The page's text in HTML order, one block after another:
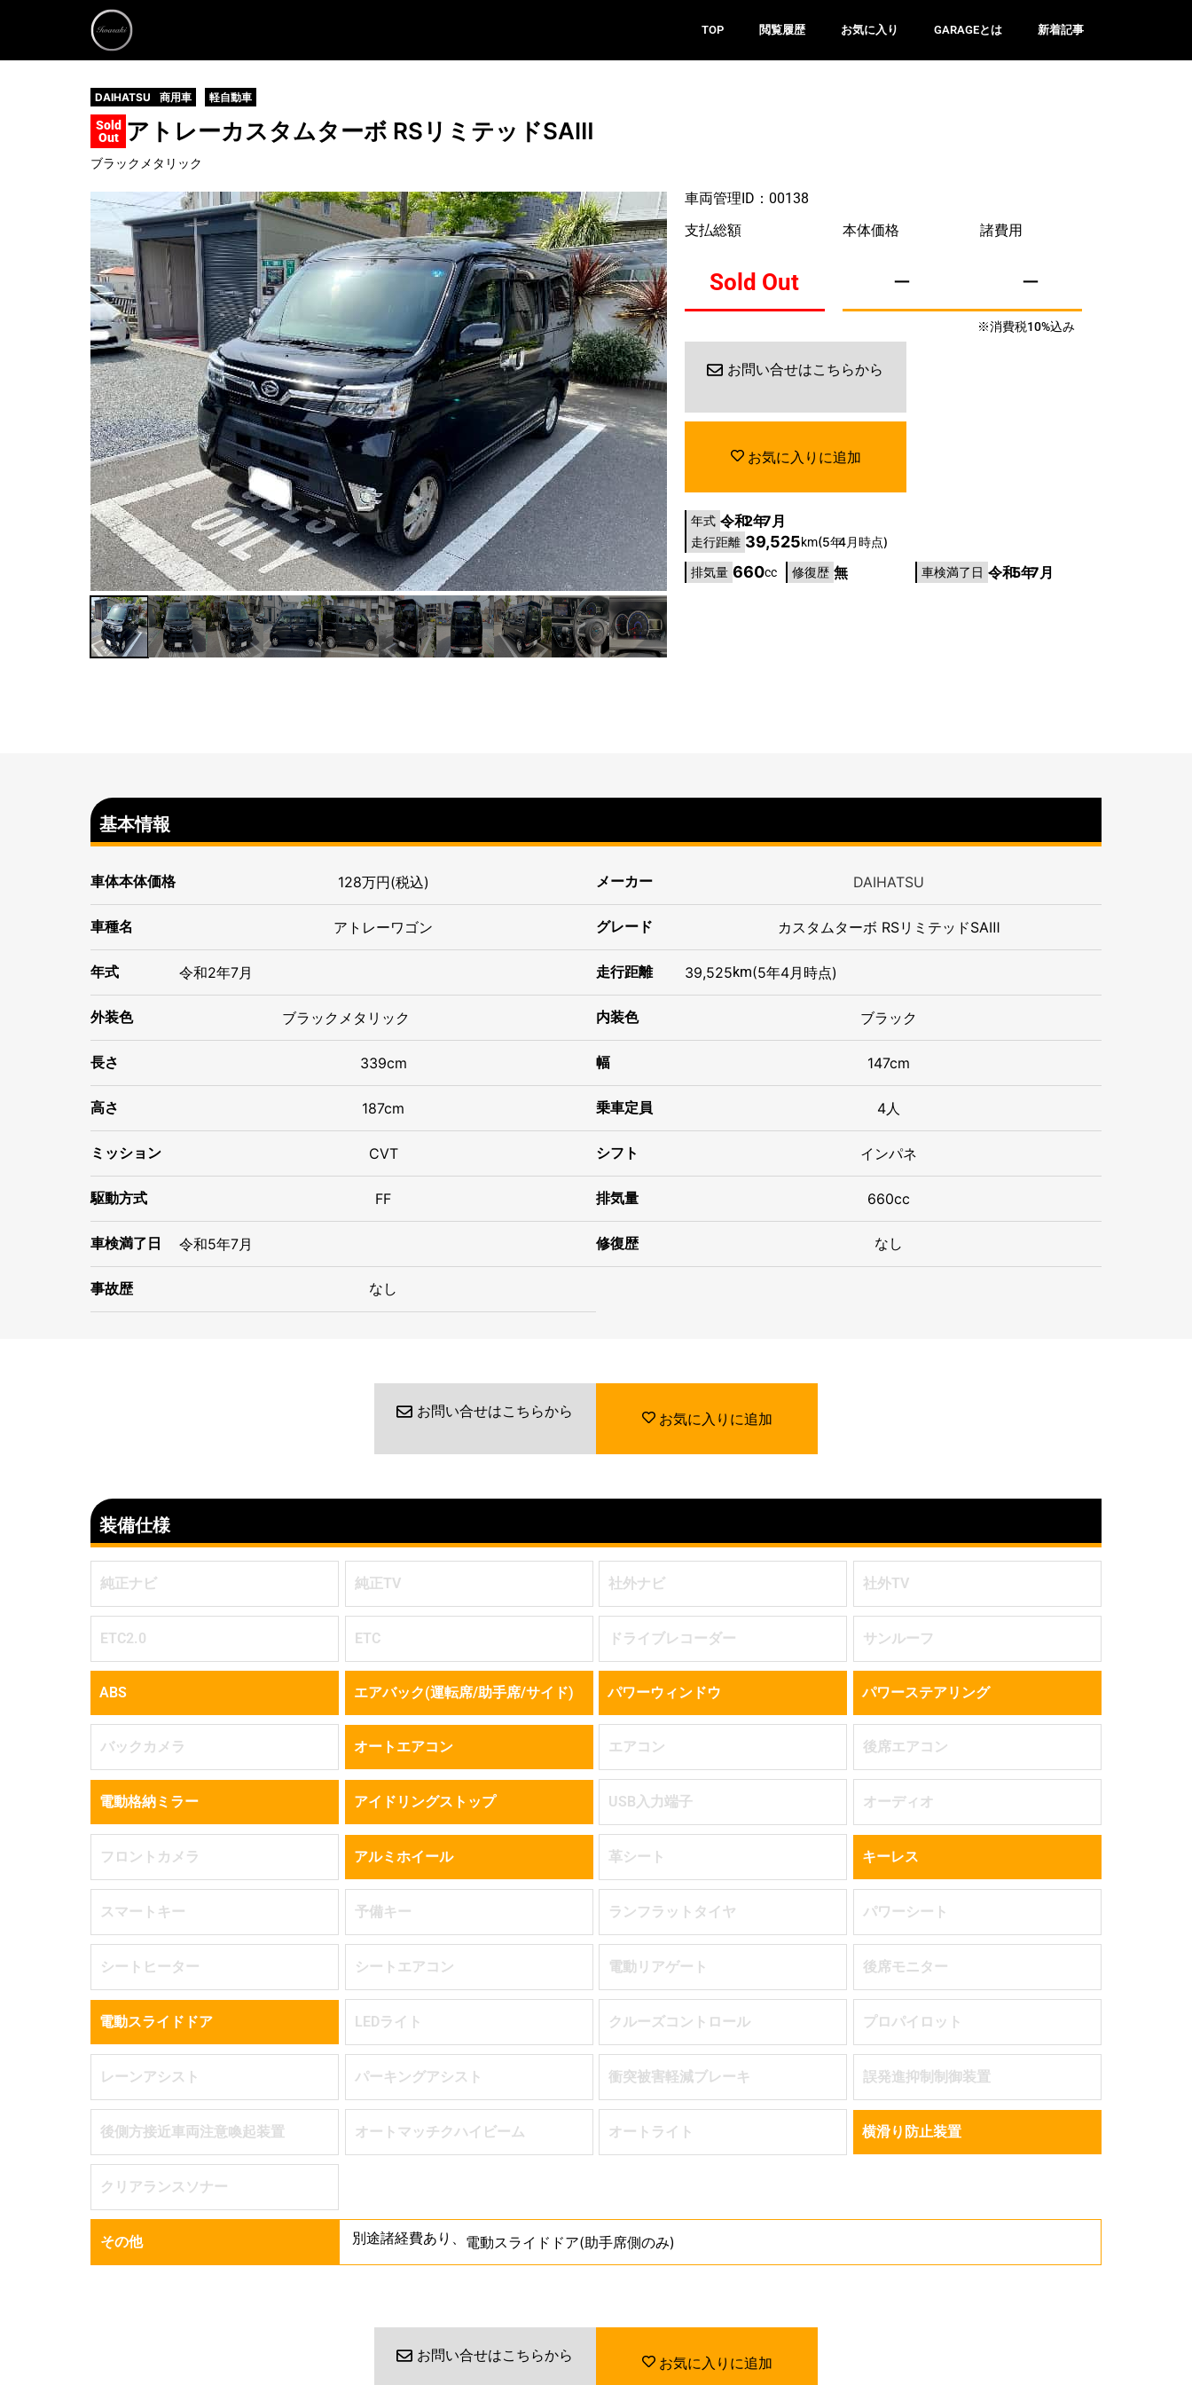
TOP 閲覧履歴 お気に入り GARAGEとは 新着記事
DAIHATSU 商用車 軽自動車
Sold
Out
アトレーカスタムターボ RSリミテッドSAⅢ
ブラックメタリック
車両管理ID：00138
支払総額
Sold Out
本体価格
ー
諸費用
ー
※消費税10%込み
お問い合せはこちらから
お気に入りに追加
年式 令和2年7月
走行距離 39,525km(5年4月時点)
排気量 660cc 修復歴 無 車検満了日 令和5年7月
基本情報
車体本体価格 128万円(税込) メーカー DAIHATSU
車種名 アトレーワゴン グレード カスタムターボ RSリミテッドSAⅢ
年式 令和2年7月 走行距離 39,525km(5年4月時点)
外装色 ブラックメタリック 内装色 ブラック
長さ 339cm 幅 147cm
高さ 187cm 乗車定員 4人
ミッション CVT シフト インパネ
駆動方式 FF 排気量 660cc
車検満了日 令和5年7月 修復歴 なし
事故歴 なし
お問い合せはこちらから お気に入りに追加
装備仕様
純正ナビ 純正TV 社外ナビ 社外TV
ETC2.0 ETC ドライブレコーダー サンルーフ
ABS エアバック(運転席/助手席/サイド) パワーウィンドウ パワーステアリング
バックカメラ オートエアコン エアコン 後席エアコン
電動格納ミラー アイドリングストップ USB入力端子 オーディオ
フロントカメラ アルミホイール 革シート キーレス
スマートキー 予備キー ランフラットタイヤ パワーシート
シートヒーター シートエアコン 電動リアゲート 後席モニター
電動スライドドア LEDライト クルーズコントロール プロパイロット
レーンアシスト パーキングアシスト 衝突被害軽減ブレーキ 誤発進抑制制御装置
後側方接近車両注意喚起装置 オートマッチクハイビーム オートライト 横滑り防止装置
クリアランスソナー
その他 別途諸経費あり 、 電動スライドドア(助手席側のみ)
お問い合せはこちらから お気に入りに追加